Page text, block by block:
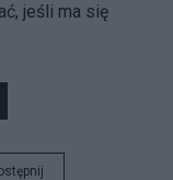
jeśli ma się